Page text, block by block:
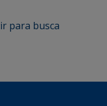
ir para busca